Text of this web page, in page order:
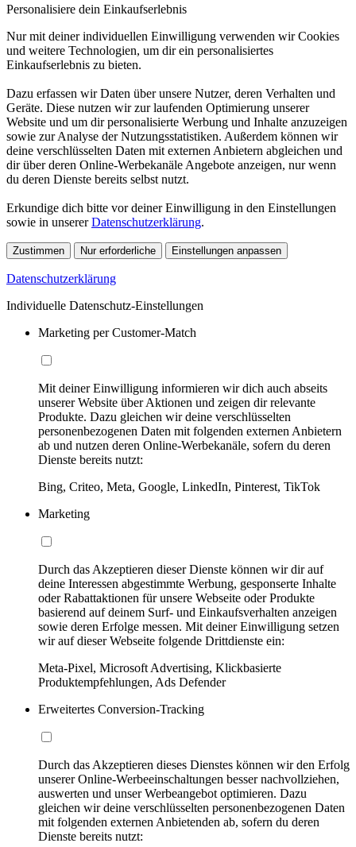
Personalisiere dein Einkaufserlebnis
Nur mit deiner individuellen Einwilligung verwenden wir Cookies
und weitere Technologien, um dir ein personalisiertes
Einkaufserlebnis zu bieten.
Dazu erfassen wir Daten über unsere Nutzer, deren Verhalten und
Geräte. Diese nutzen wir zur laufenden Optimierung unserer
Website und um dir personalisierte Werbung und Inhalte anzuzeigen
sowie zur Analyse der Nutzungsstatistiken. Außerdem können wir
deine verschlüsselten Daten mit externen Anbietern abgleichen und
dir über deren Online-Werbekanäle Angebote anzeigen, nur wenn
du deren Dienste bereits selbst nutzt.
Erkundige dich bitte vor deiner Einwilligung in den Einstellungen
sowie in unsererDatenschutzerklärung.
Zustimmen Nur erforderliche Einstellungen anpassen
Datenschutzerklärung
Individuelle Datenschutz-Einstellungen
Marketing per Customer-Match
Mit deiner Einwilligung informieren wir dich auch abseits
unserer Website über Aktionen und zeigen dir relevante
Produkte. Dazu gleichen wir deine verschlüsselten
personenbezogenen Daten mit folgenden externen Anbietern
ab und nutzen deren Online-Werbekanäle, sofern du deren
Dienste bereits nutzt:
Bing, Criteo, Meta, Google, LinkedIn, Pinterest, TikTok
Marketing
Durch das Akzeptieren dieser Dienste können wir dir auf
deine Interessen abgestimmte Werbung, gesponserte Inhalte
oder Rabattaktionen für unsere Webseite oder Produkte
basierend auf deinem Surf- und Einkaufsverhalten anzeigen
sowie deren Erfolge messen. Mit deiner Einwilligung setzen
wir auf dieser Webseite folgende Drittdienste ein:
Meta-Pixel, Microsoft Advertising, Klickbasierte
Produktempfehlungen, Ads Defender
Erweitertes Conversion-Tracking
Durch das Akzeptieren dieses Dienstes können wir den Erfolg
unserer Online-Werbeeinschaltungen besser nachvollziehen,
auswerten und unser Werbeangebot optimieren. Dazu
gleichen wir deine verschlüsselten personenbezogenen Daten
mit folgenden externen Anbietenden ab, sofern du deren
Dienste bereits nutzt: